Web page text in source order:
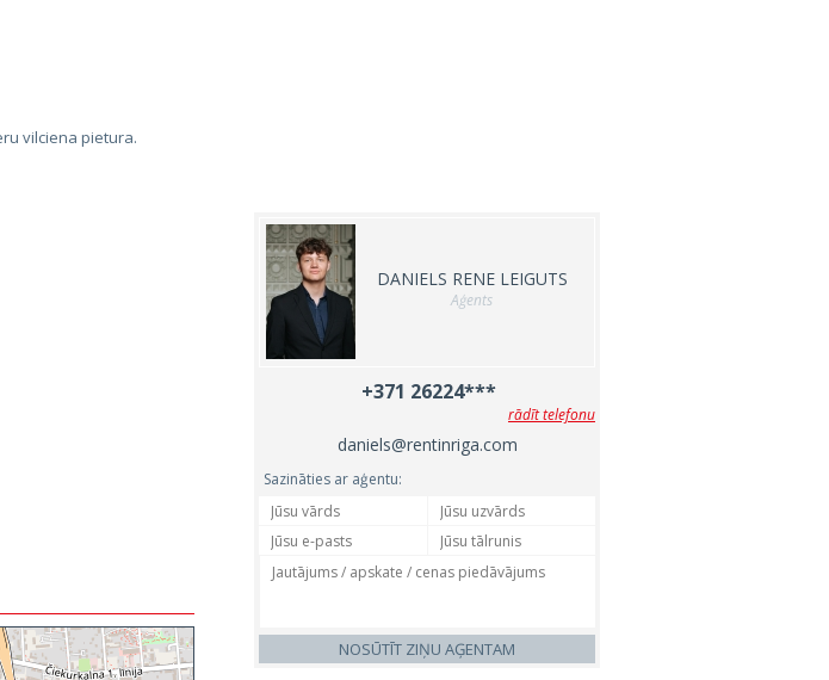
vilciena pietura.
DANIELS RENE LEIGUTS
Aģents
+371 26224***
rādīt telefonu
daniels@rentinriga.com
Sazināties ar aģentu:
NOSŪTĪT ZIŅU AĢENTAM